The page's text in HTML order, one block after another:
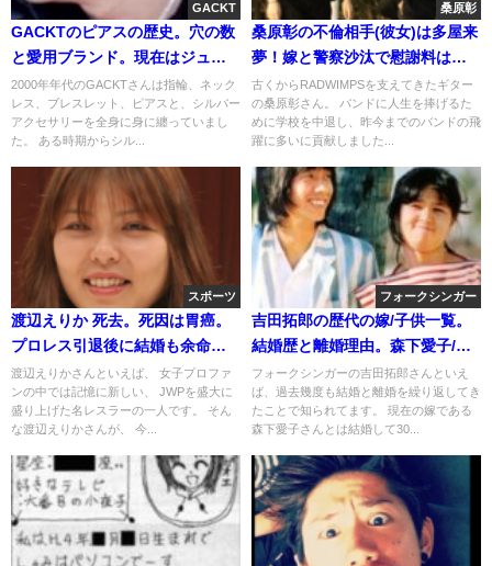
GACKT
GACKTのピアスの歴史。穴の数
と愛用ブランド。現在はジュエ
リー系
2000年年代のGACKTさんは指輪、ネック
レス、ブレスレット、ピアスと、シルバー
アクセサリーを全身に身に纏っていまし
た。 ある時期からシル...
桑原彰
桑原彰の不倫相手(彼女)は多屋来
夢！嫁と警察沙汰で慰謝料は
億？[文春→謝罪]
古くからRADWIMPSを支えてきたギター
の桑原彰さん。 バンドに人生を捧げるた
めに学校を中退し、昨今までのバンドの飛
躍に多いに貢献しました...
スポーツ
渡辺えりか 死去。死因は胃癌。
プロレス引退後に結婚も余命宣
告。旦那と子供
渡辺えりかさんといえば、 女子プロファ
ンの中では記憶に新しい、 JWPを盛大に
盛り上げた名レスラーの一人です。 そん
な渡辺えりかさんが、 今...
フォークシンガー
吉田拓郎の歴代の嫁/子供一覧。
結婚歴と離婚理由。森下愛子/浅
田美代子/四角桂子
フォークシンガーの吉田拓郎さんといえ
ば、過去幾度も結婚と離婚を繰り返してき
たことで知られてます。 現在の嫁である
森下愛子さんとは結婚して30...